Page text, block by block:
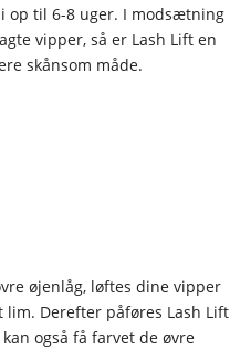
op til 6-8 uger. I modsætning
vipper, så er Lash Lift en
skånsom måde.
øjenlåg, løftes dine vipper
Derefter påføres Lash Lift
også få farvet de øvre